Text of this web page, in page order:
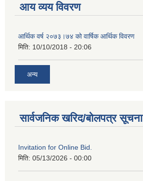
आय व्यय विवरण
आर्थिक वर्ष २०७३।७४ को वार्षिक आर्थिक विवरण
मिति: 10/10/2018 - 20:06
अन्य
सार्वजनिक खरिद/बोलपत्र सूचना
Invitation for Online Bid.
मिति: 05/13/2026 - 00:00